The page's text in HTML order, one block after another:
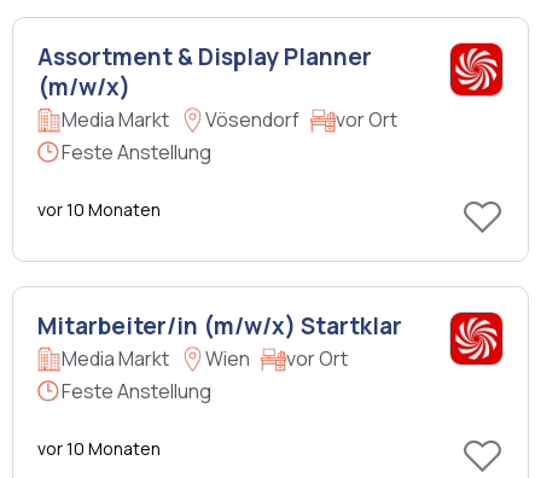
Assortment & Display Planner
(m/w/x)
Media Markt Vösendorf
vor Ort
Feste Anstellung
vor 10 Monaten
Mitarbeiter/in (m/w/x) Startklar
Media Markt Wien
vor Ort
Feste Anstellung
vor 10 Monaten